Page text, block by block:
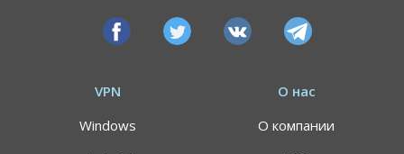
VPN
Windows
О нас
О компании